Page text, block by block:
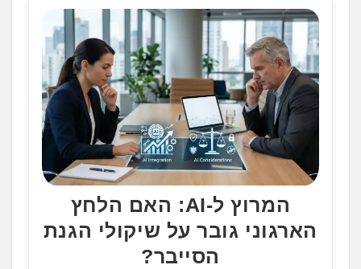
המרוץ ל-AI: האם הלחץ
הארגוני גובר על שיקולי הגנת
הסייבר?